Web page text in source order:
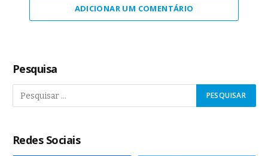
ADICIONAR UM COMENTÁRIO
Pesquisa
Redes Sociais